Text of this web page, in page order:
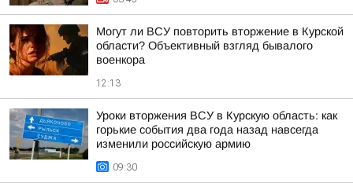
Могут ли ВСУ повторить вторжение в Курской
области? Объективный взгляд бывалого
военкора
12:13
Уроки вторжения ВСУ в Курскую область: как
горькие события два года назад навсегда
изменили российскую армию
09:30